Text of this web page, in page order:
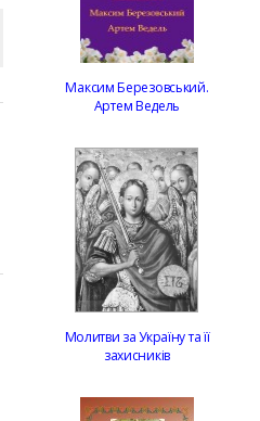
Максим Березовський.
Артем Ведель
Молитви за Україну та її
захисників